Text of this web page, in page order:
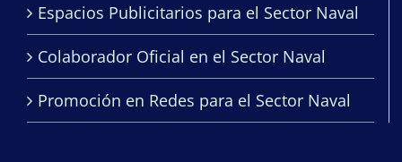
Espacios Publicitarios para el Sector Naval
Colaborador Oficial en el Sector Naval
Promoción en Redes para el Sector Naval